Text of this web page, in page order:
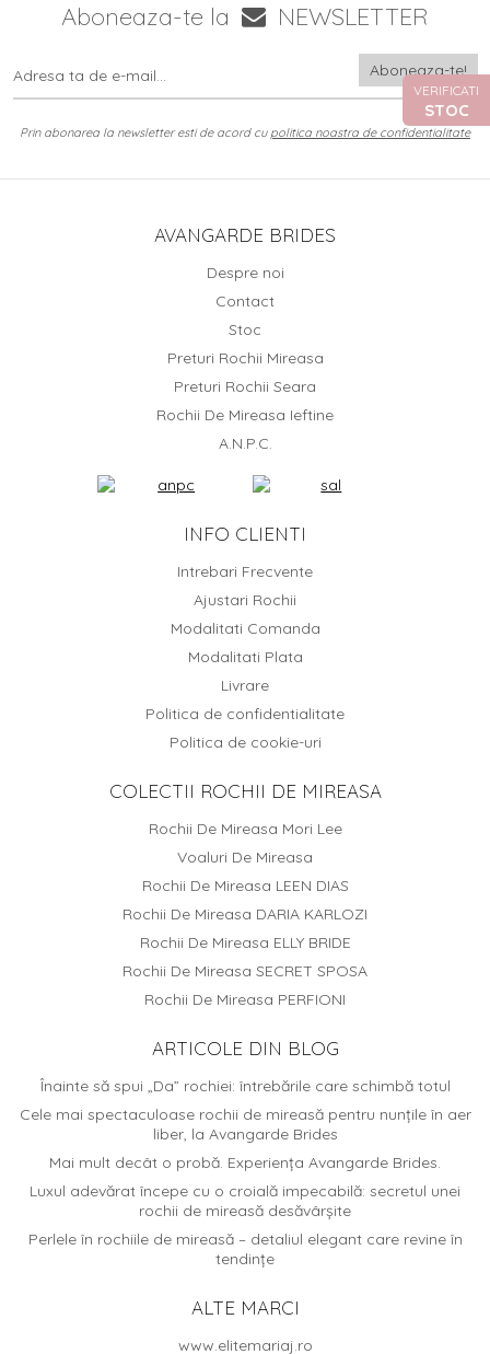
Aboneaza-te la NEWSLETTER
Prin abonarea la newsletter esti de acord cu politica noastra de confidentialitate
AVANGARDE BRIDES
Despre noi
Contact
Stoc
Preturi Rochii Mireasa
Preturi Rochii Seara
Rochii De Mireasa Ieftine
A.N.P.C.
INFO CLIENTI
Intrebari Frecvente
Ajustari Rochii
Modalitati Comanda
Modalitati Plata
Livrare
Politica de confidentialitate
Politica de cookie-uri
COLECTII ROCHII DE MIREASA
Rochii De Mireasa Mori Lee
Voaluri De Mireasa
Rochii De Mireasa LEEN DIAS
Rochii De Mireasa DARIA KARLOZI
Rochii De Mireasa ELLY BRIDE
Rochii De Mireasa SECRET SPOSA
Rochii De Mireasa PERFIONI
ARTICOLE DIN BLOG
Înainte să spui „Da” rochiei: întrebările care schimbă totul
Cele mai spectaculoase rochii de mireasă pentru nunțile în aer
liber, la Avangarde Brides
Mai mult decât o probă. Experiența Avangarde Brides.
Luxul adevărat începe cu o croială impecabilă: secretul unei
rochii de mireasă desăvârșite
Perlele în rochiile de mireasă – detaliul elegant care revine în
tendințe
ALTE MARCI
www.elitemariaj.ro
VERIFICATI
STOC